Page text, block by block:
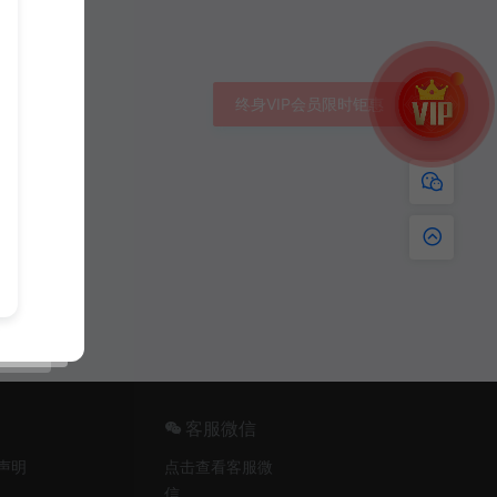
明
客服微信
点击查看客服微
信